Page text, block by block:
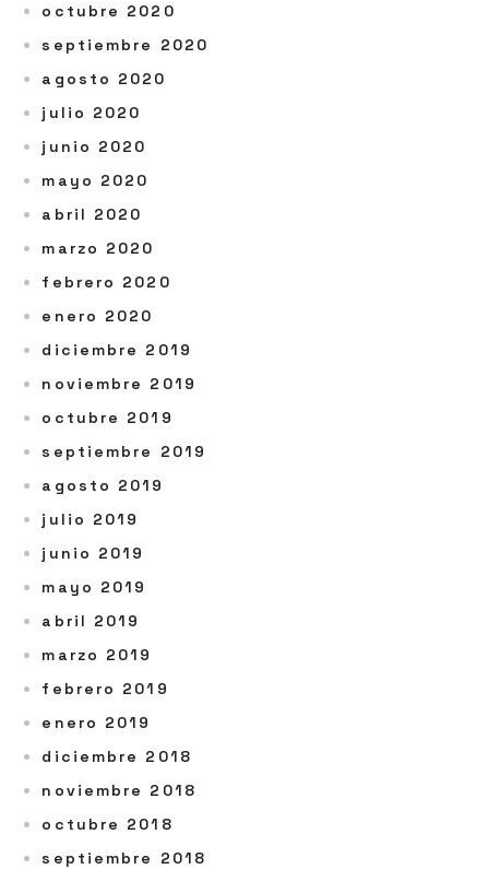
octubre 2020
septiembre 2020
agosto 2020
julio 2020
junio 2020
mayo 2020
abril 2020
marzo 2020
febrero 2020
enero 2020
diciembre 2019
noviembre 2019
octubre 2019
septiembre 2019
agosto 2019
julio 2019
junio 2019
mayo 2019
abril 2019
marzo 2019
febrero 2019
enero 2019
diciembre 2018
noviembre 2018
octubre 2018
septiembre 2018